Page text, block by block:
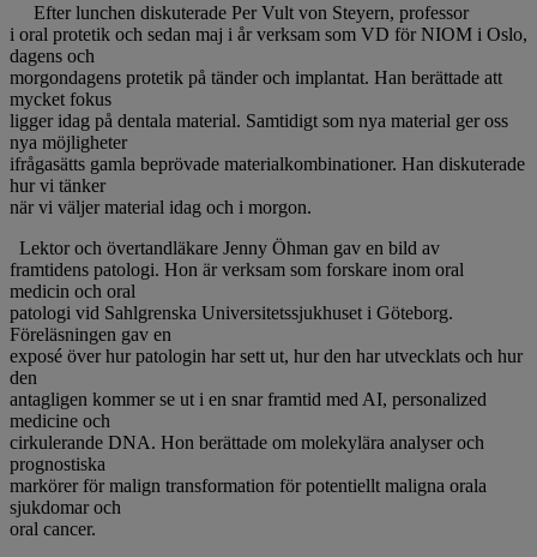
Efter lunchen diskuterade Per Vult von Steyern, professor
i oral protetik och sedan maj i år verksam som VD för NIOM i Oslo,
dagens och
morgondagens protetik på tänder och implantat. Han berättade att
mycket fokus
ligger idag på dentala material. Samtidigt som nya material ger oss
nya möjligheter
ifrågasätts gamla beprövade materialkombinationer. Han diskuterade
hur vi tänker
när vi väljer material idag och i morgon.
Lektor och övertandläkare Jenny Öhman gav en bild av
framtidens patologi. Hon är verksam som forskare inom oral
medicin och oral
patologi vid Sahlgrenska Universitetssjukhuset i Göteborg.
Föreläsningen gav en
exposé över hur patologin har sett ut, hur den har utvecklats och hur
den
antagligen kommer se ut i en snar framtid med AI, personalized
medicine och
cirkulerande DNA. Hon berättade om molekylära analyser och
prognostiska
markörer för malign transformation för potentiellt maligna orala
sjukdomar och
oral cancer.